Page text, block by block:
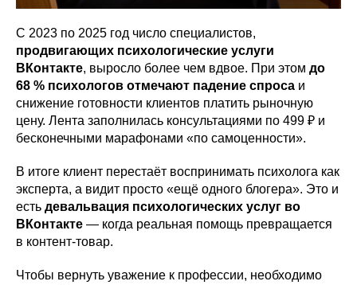
С 2023 по 2025 год число специалистов,
продвигающих психологические услуги
ВКонтакте, выросло более чем вдвое. При этом до
68 % психологов отмечают падение спроса и
снижение готовности клиентов платить рыночную
цену. Лента заполнилась консультациями по 499 ₽ и
бесконечными марафонами «по самоценности».
В итоге клиент перестаёт воспринимать психолога как
эксперта, а видит просто «ещё одного блогера». Это и
есть девальвация психологических услуг во
ВКонтакте — когда реальная помощь превращается
в контент-товар.
Чтобы вернуть уважение к профессии, необходимо